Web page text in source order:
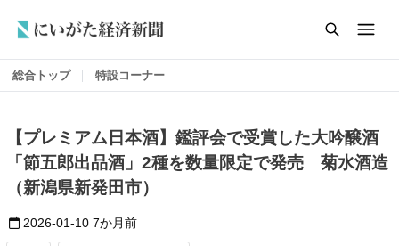
総合トップ 特設コーナー
【プレミアム日本酒】鑑評会で受賞した大吟醸酒
「節五郎出品酒」2種を数量限定で発売 菊水酒造
（新潟県新発田市）
2026-01-10 7か月前